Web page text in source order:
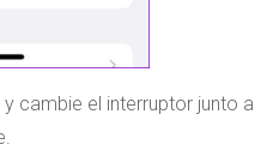
cambie el interruptor junto a